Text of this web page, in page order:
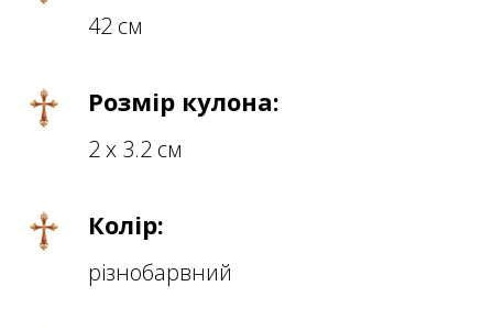
42 см
Розмір кулона:
2 х 3.2 см
Колір:
різнобарвний